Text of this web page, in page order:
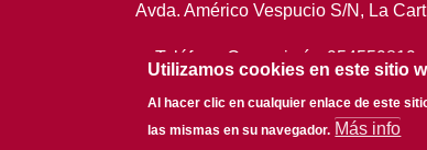
Avda. Américo Vespucio S/N, La
Teléfono Conserjería: 954559819
Utilizamos cookies en este sitio
Al hacer clic en cualquier enlace de este
las mismas en su navegador. Más info